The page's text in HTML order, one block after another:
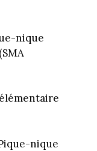
nique
nique